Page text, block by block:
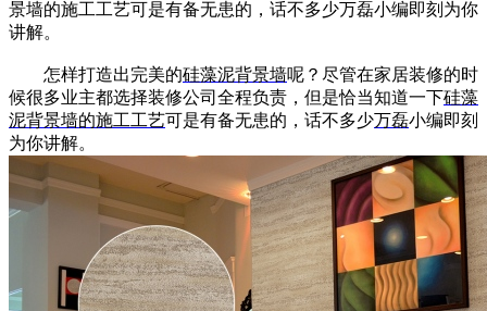
景墙的施工工艺可是有备无患的，话不多少万磊小编即刻为你
讲解。
怎样打造出完美的硅藻泥背景墙呢？尽管在家居装修的时
候很多业主都选择装修公司全程负责，但是恰当知道一下硅藻
泥背景墙的施工工艺可是有备无患的，话不多少万磊小编即刻
为你讲解。